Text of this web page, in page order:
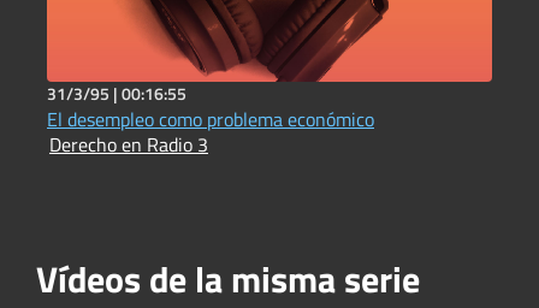
31/3/95 |00:16:55
El desempleo como problema económico
Derecho en Radio 3
Vídeos de la misma serie